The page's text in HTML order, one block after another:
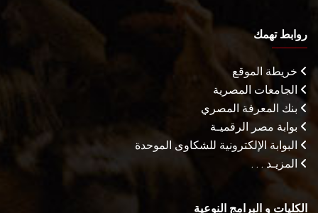
روابط تهمك
خريطة الموقع
الجامعات المصرية
بنك المعرفة المصري
بوابة مصر الرقميـة
البوابة الإلكترونية للشكاوى الموحدة
المزيـد . . .
الكليات و البرامج النوعية